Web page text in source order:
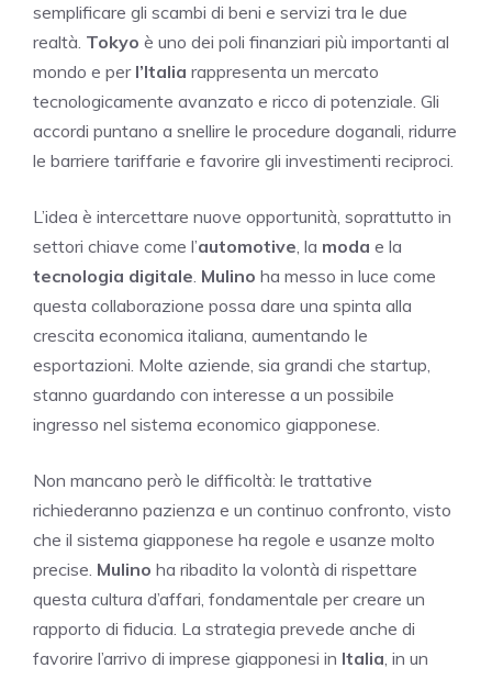
semplificare gli scambi di beni e servizi tra le due
realtà. Tokyo è uno dei poli finanziari più importanti al
mondo e per l’Italia rappresenta un mercato
tecnologicamente avanzato e ricco di potenziale. Gli
accordi puntano a snellire le procedure doganali, ridurre
le barriere tariffarie e favorire gli investimenti reciproci.
L’idea è intercettare nuove opportunità, soprattutto in
settori chiave come l’automotive, la moda e la
tecnologia digitale. Mulino ha messo in luce come
questa collaborazione possa dare una spinta alla
crescita economica italiana, aumentando le
esportazioni. Molte aziende, sia grandi che startup,
stanno guardando con interesse a un possibile
ingresso nel sistema economico giapponese.
Non mancano però le difficoltà: le trattative
richiederanno pazienza e un continuo confronto, visto
che il sistema giapponese ha regole e usanze molto
precise. Mulino ha ribadito la volontà di rispettare
questa cultura d’affari, fondamentale per creare un
rapporto di fiducia. La strategia prevede anche di
favorire l’arrivo di imprese giapponesi in Italia, in un